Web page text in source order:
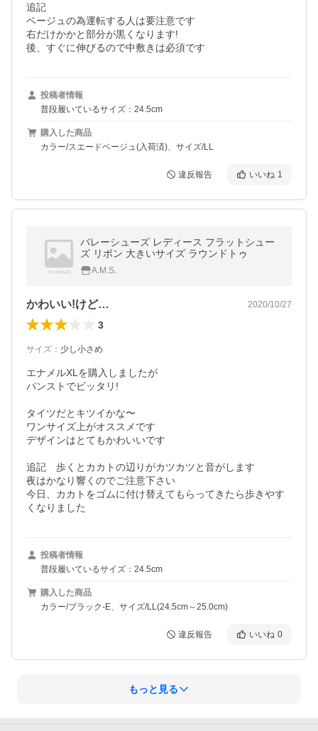
追記
ベージュの為運転する人は要注意です
右だけかかと部分が黒くなります!
後、すぐに伸びるので中敷きは必須です
投稿者情報
普段履いているサイズ：24.5cm
購入した商品
カラー/スエードベージュ(入荷済)、サイズ/LL
違反報告 いいね 1
バレーシューズ レディース フラットシュー
ズ リボン 大きいサイズ ラウンドトゥ
A.M.S.
かわいい!けど… 2020/10/27
3
サイズ ： 少し小さめ
エナメルXLを購入しましたが
パンストでビッタリ!
タイツだとキツイかな〜
ワンサイズ上がオススメです
デザインはとてもかわいいです
追記　歩くとカカトの辺りがカツカツと音がします
夜はかなり響くのでご注意下さい
今日、カカトをゴムに付け替えてもらってきたら歩きやす
くなりました
投稿者情報
普段履いているサイズ：24.5cm
購入した商品
カラー/ブラック-E、サイズ/LL(24.5cm～25.0cm)
違反報告 いいね 0
もっと見る